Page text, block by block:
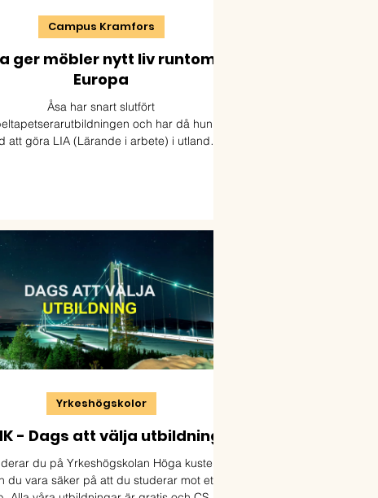
ger möbler nytt liv runtom i
Europa
Åsa har snart slutfört
och har då hunnit
att göra LIA (Lärande i arbete) i utlandet
Campus Kramfors
- Dags att välja utbildning
du på Yrkeshögskolan Höga kusten
du vara säker på att du studerar mot ett
Yrkeshögskolor